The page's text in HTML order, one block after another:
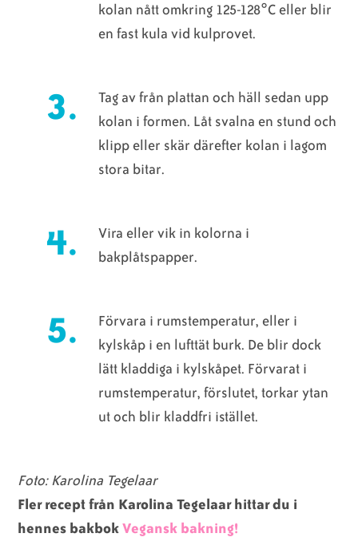
kolan nått omkring 125-128°C eller blir
en fast kula vid kulprovet.
Tag av från plattan och häll sedan upp
kolan i formen. Låt svalna en stund och
klipp eller skär därefter kolan i lagom
stora bitar.
Vira eller vik in kolorna i
bakplåtspapper.
Förvara i rumstemperatur, eller i
kylskåp i en lufttät burk. De blir dock
lätt kladdiga i kylskåpet. Förvarat i
rumstemperatur, förslutet, torkar ytan
ut och blir kladdfri istället.
Foto: Karolina Tegelaar
Fler recept från Karolina Tegelaar hittar du i
hennes bakbokVegansk bakning!